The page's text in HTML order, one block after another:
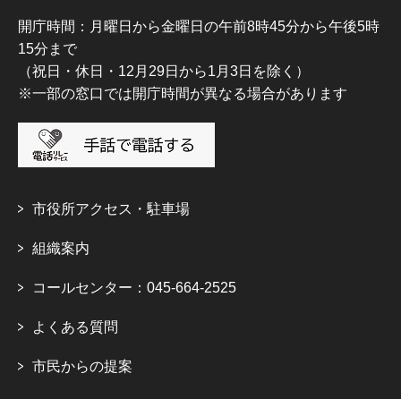
開庁時間：月曜日から金曜日の午前8時45分から午後5時
15分まで
（祝日・休日・12月29日から1月3日を除く）
※一部の窓口では開庁時間が異なる場合があります
市役所アクセス・駐車場
組織案内
コールセンター：045-664-2525
よくある質問
市民からの提案